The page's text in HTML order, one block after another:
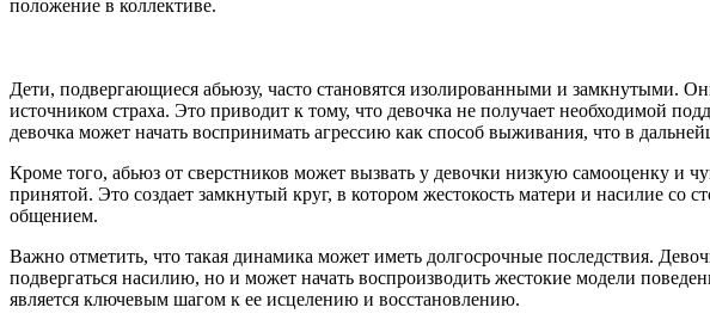
положение в коллективе.
Дети, подвергающиеся абьюзу, часто становятся изолированными и замкнутыми.
источником страха. Это приводит к тому, что девочка не получает необходимой
девочка может начать воспринимать агрессию как способ выживания, что в
Кроме того, абьюз от сверстников может вызвать у девочки низкую самооценку и
принятой. Это создает замкнутый круг, в котором жестокость матери и насилие
общением.
Важно отметить, что такая динамика может иметь долгосрочные последствия.
подвергаться насилию, но и может начать воспроизводить жестокие модели
является ключевым шагом к ее исцелению и восстановлению.